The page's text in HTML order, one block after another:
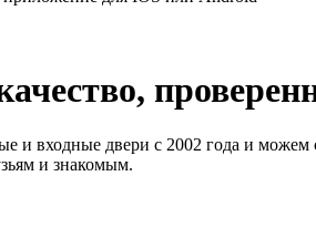
входные двери с 2002 года и можем
и знакомым.